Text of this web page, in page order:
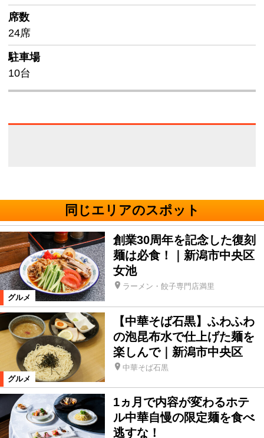
席数
24席
駐車場
10台
同じエリアのスポット
グルメ
創業30周年を記念した復刻
麺は必食！｜新潟市中央区
女池
ラーメン・餃子専門店満里
グルメ
【中華そば石黒】ふわふわ
の泡昆布水で仕上げた麺を
楽しんで｜新潟市中央区
中華そば石黒
1ヵ月で内容が変わるホテ
ル中華自慢の限定麺を食べ
逃すな！